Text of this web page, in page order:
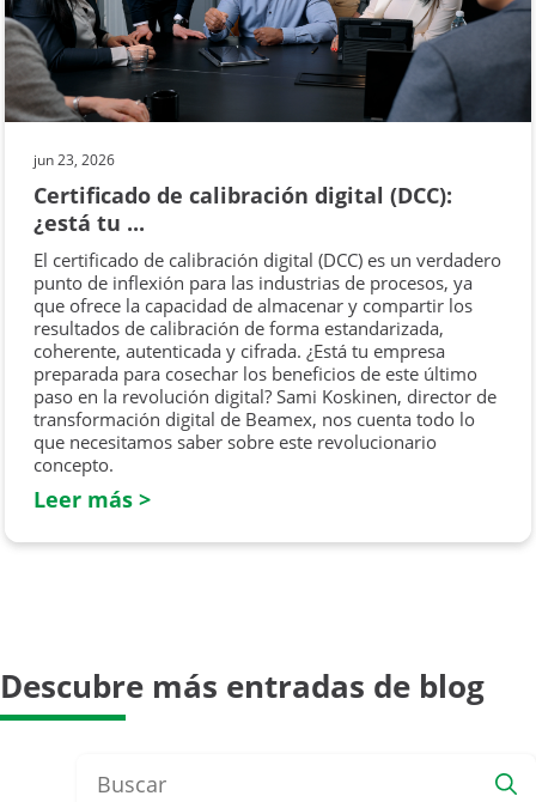
jun 23, 2026
Certificado de calibración digital (DCC):
¿está tu ...
El certificado de calibración digital (DCC) es un verdadero
punto de inflexión para las industrias de procesos, ya
que ofrece la capacidad de almacenar y compartir los
resultados de calibración de forma estandarizada,
coherente, autenticada y cifrada. ¿Está tu empresa
preparada para cosechar los beneficios de este último
paso en la revolución digital? Sami Koskinen, director de
transformación digital de Beamex, nos cuenta todo lo
que necesitamos saber sobre este revolucionario
concepto.
Leer más >
Descubre más entradas de blog